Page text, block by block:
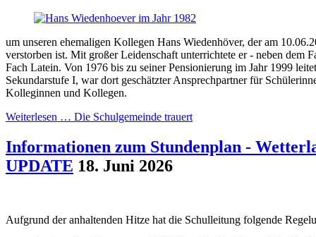
um unseren ehemaligen Kollegen Hans Wiedenhöver, der am
verstorben ist. Mit großer Leidenschaft unterrichtete er - neben dem
Fach Latein. Von 1976 bis zu seiner Pensionierung im Jahr 1999
Sekundarstufe I, war dort geschätzter Ansprechpartner für
Kolleginnen und Kollegen.
Weiterlesen … Die Schulgemeinde trauert
Informationen zum Stundenplan -
UPDATE 18. Juni 2026
Aufgrund der anhaltenden Hitze hat die Schulleitung folgende